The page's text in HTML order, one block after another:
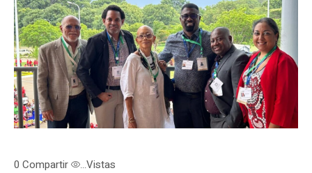
0 Compartir ...Vistas